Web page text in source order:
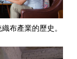
布產業的歷史。